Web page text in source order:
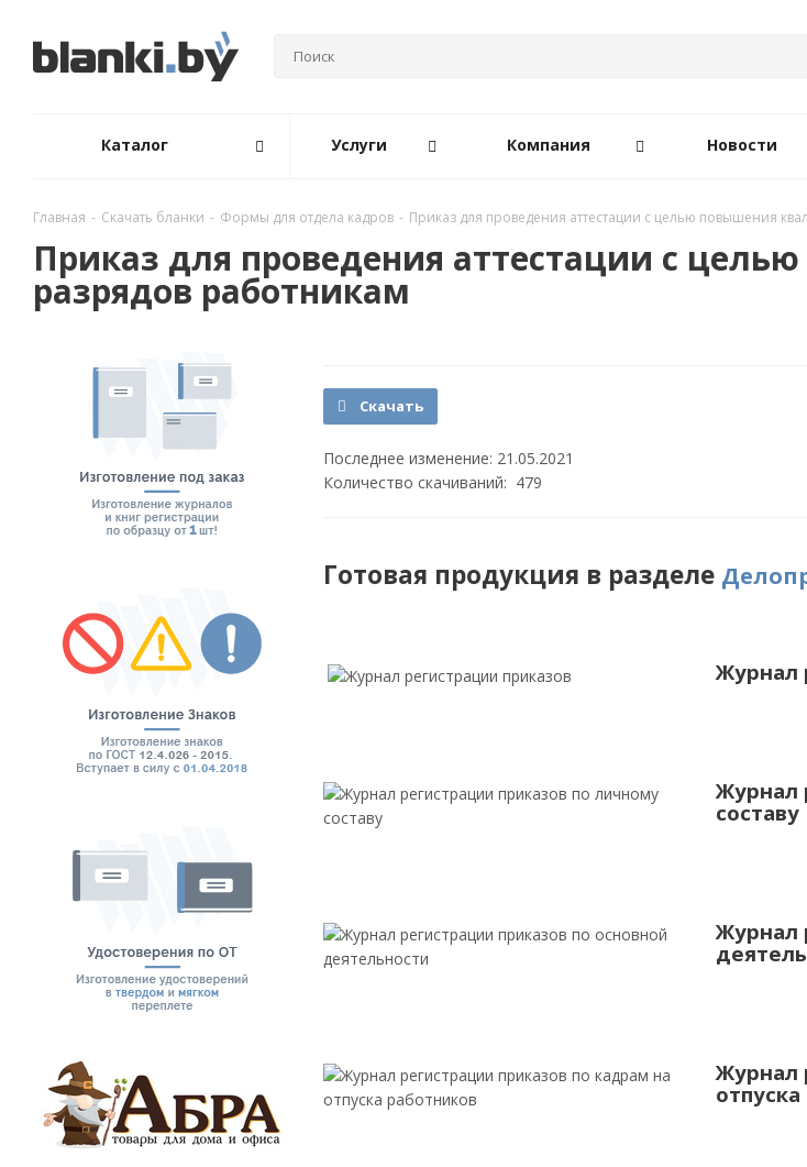
Каталог Услуги Компания Новости
Главная - Скачать бланки - Формы для отдела кадров - Приказ для проведения аттестации с целью повышения
Приказ для проведения аттестации с
разрядов работникам
Скачать
Последнее изменение: 21.05.2021
Количество скачиваний: 479
Готовая продукция в разделе
Журнал
Журнал
составу
Журнал
Журнал